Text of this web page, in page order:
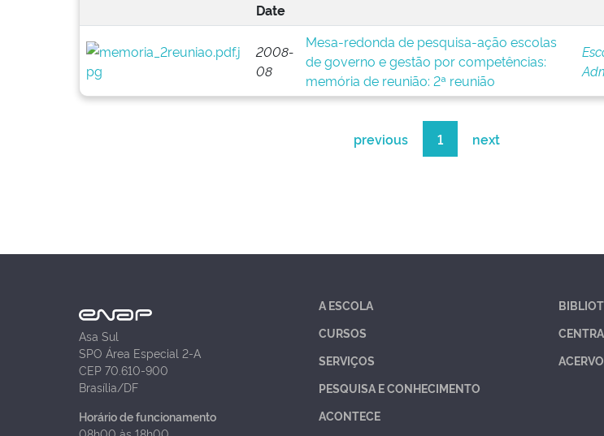
Date
2008-
08
Mesa-redonda de pesquisa-ação escolas
de governo e gestão por competências:
memória de reunião: 2ª reunião
previous 1 next
Asa Sul
SPO Área Especial 2-A
CEP 70.610-900
Brasília/DF
Horário de funcionamento
A ESCOLA
CURSOS
SERVIÇOS
PESQUISA E CONHECIMENTO
ACONTECE